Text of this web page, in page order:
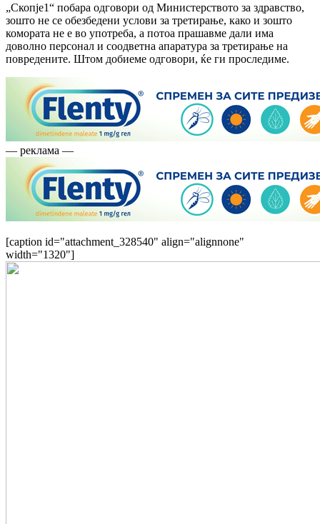
„Скопје1“ побара одговори од Министерството за здравство,
зошто не се обезбедени услови за третирање, како и зошто
комората не е во употреба, а потоа прашавме дали има
доволно персонал и соодветна апаратура за третирање на
повредените. Штом добиеме одговори, ќе ги проследиме.
— реклама —
[caption id="attachment_328540" align="alignnone"
width="1320"]